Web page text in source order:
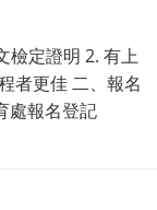
檢定證明 2. 有上
者更佳 二、報名
處報名登記